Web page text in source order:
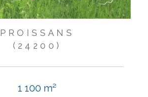
PROISSANS
(24200)
1 100 m²